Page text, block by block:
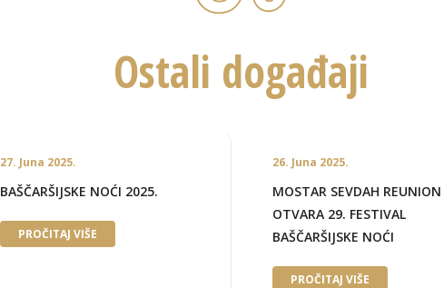
Ostali događaji
BAŠČARŠIJSKE NOĆI 2025.
PROČITAJ VIŠE
27. Juna 2025.
MOSTAR SEVDAH REUNION
OTVARA 29. FESTIVAL
BAŠČARŠIJSKE NOĆI
PROČITAJ VIŠE
26. Juna 2025.